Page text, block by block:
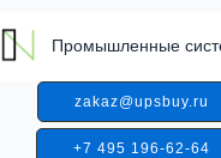
к
содержимому
Промышленные
zakaz@upsbuy.ru
+7 495 196-62-64